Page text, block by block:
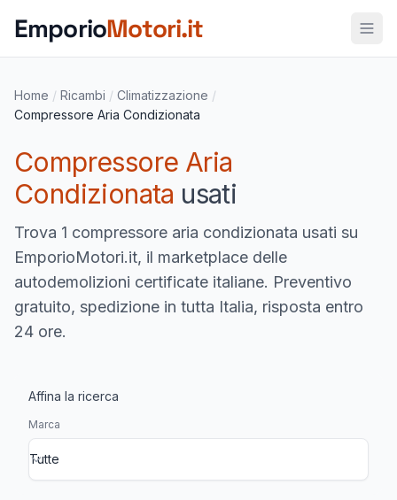
EmporioMotori.it
Home / Ricambi / Climatizzazione /
Compressore Aria Condizionata
Compressore Aria
Condizionata usati
Trova 1 compressore aria condizionata usati su
EmporioMotori.it, il marketplace delle
autodemolizioni certificate italiane. Preventivo
gratuito, spedizione in tutta Italia, risposta entro
24 ore.
Affina la ricerca
Marca